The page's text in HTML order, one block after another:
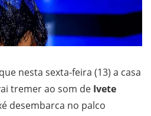
nesta sexta-feira (13) a casa
tremer ao som de Ivete
desembarca no palco